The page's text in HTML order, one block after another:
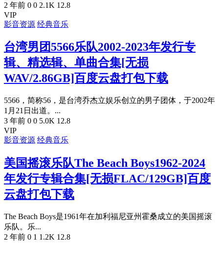
2 年前 0 0 2.1K 12.8
VIP
影音资源 经典音乐
台湾男团5566乐队2002-2023年发行专
辑、精选辑、单曲合集[无损
WAV/2.86GB]百度云盘打包下载
5566，简称56，是台湾乔杰立娱乐创立的男子团体，于2002年
1月21日出道。...
3 年前 0 0 5.0K 12.8
VIP
影音资源 经典音乐
美国摇滚乐队The Beach Boys1962-2024
年发行专辑合集[无损FLAC/129GB]百度
云盘打包下载
The Beach Boys是1961年在加利福尼亚州霍桑成立的美国摇滚
乐队。乐...
2 年前 0 1 1.2K 12.8